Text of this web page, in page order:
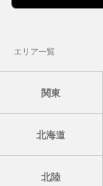
エリア一覧
関東
北海道
北陸